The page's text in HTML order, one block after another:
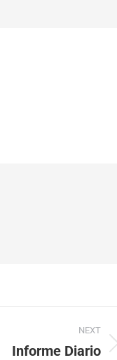
NEXT
Informe Diario